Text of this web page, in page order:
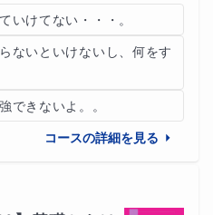
上出します。
】
いけてない・・・。
ないといけないし、何をす
できないよ。。
コースの詳細を見る